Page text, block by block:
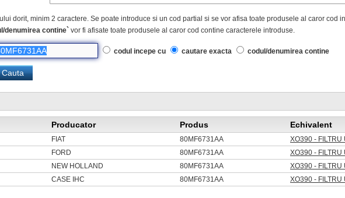
dorit, minim 2 caractere. Se poate introduce si un cod partial si se vor afisa toate produsele al caror cod
denumirea contine` vor fi afisate toate produsele al caror cod contine caracterele introduse.
codul incepe cu cautare exacta codul/denumirea contine
Producator Produs Echivalent
FIAT 80MF6731AA
XO390 - FILTRU
FORD 80MF6731AA
XO390 - FILTRU
NEW HOLLAND 80MF6731AA
XO390 - FILTRU
CASE IHC 80MF6731AA XO390 - FILTRU